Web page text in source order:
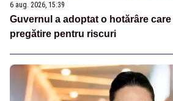
6 aug. 2026, 15:39
Guvernul a adoptat o hotărâre
pregătire pentru riscuri